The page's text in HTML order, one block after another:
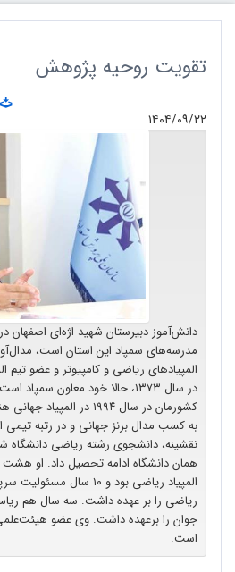
تقویت روحیه پژوهش
۱۴۰۴/۰۹/۲۲
مدرسه‌های سمپاد این استان است،
المپیادهای ریاضی و کامپیوتر و عضو تیم
در سال ۱۳۷۳، حالا خود معاون
کشورمان در سال ۱۹۹۴ در
به کسب مدال برنز جهانی و در رتبه تیمی
نقشینه، دانشجوی رشته ریاضی دانشگاه
همان دانشگاه ادامه تحصیل داد. او
المپیاد ریاضی بود و ۱٠
ریاضی را بر عهده داشت. سه سال هم
جوان را برعهده داشت. وی عضو هیئت‌علمی
است.